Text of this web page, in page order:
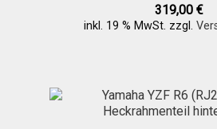
319,00 €
inkl. 19 % MwSt. zzgl.